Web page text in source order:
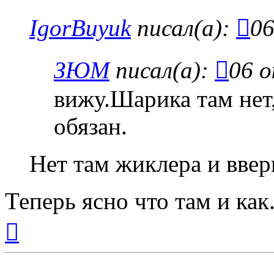
IgorBuyukписал(а):
ЗЮМписал(а):
06
вижу.Шарика там
обязан.
Нет там жиклера и
Теперь ясно что там и
началу